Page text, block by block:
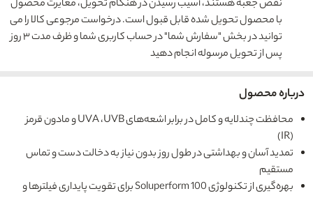
نقص جعبه هستند، آسیب رسیدن در هنگام تحویل، مغایرت محصول
با محصول تحویل شده قابل قبول است. درخواست مرجوعی کالا را می
توانید در بخش "سفارش شما" در حساب کاربری شما و ظرف مدت ۳ روز
پس از تحویل مرسوله انجام دهید
درباره محصول
محافظت چندلایه و کامل در برابر اشعه‌های UVA ،UVB و مادون قرمز
(IR)
تمدید آسان و بهداشتی در طول روز بدون نیاز به دخالت دست و تماس
مستقیم
بهره‌گیری از تکنولوژی Soluperform 100 برای تقویت پایداری فیلترها و